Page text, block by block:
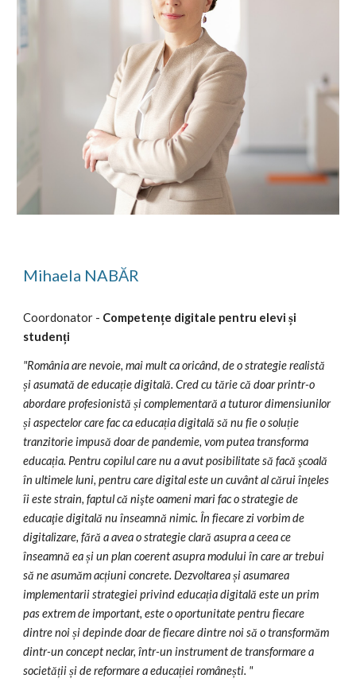
Mihaela NABĂR
Coordonator - Competențe digitale pentru elevi și
studenți
"România are nevoie, mai mult ca oricând, de o strategie realistă
și asumată de educație digitală. Cred cu tărie că doar printr-o
abordare profesionistă și complementară a tuturor dimensiunilor
și aspectelor care fac ca educația digitală să nu fie o soluție
tranzitorie impusă doar de pandemie, vom putea transforma
educația. Pentru copilul care nu a avut posibilitate să facă şcoală
în ultimele luni, pentru care digital este un cuvânt al cărui înţeles
îi este strain, faptul că nişte oameni mari fac o strategie de
educaţie digitală nu înseamnă nimic. În fiecare zi vorbim de
digitalizare, fără a avea o strategie clară asupra a ceea ce
înseamnă ea și un plan coerent asupra modului în care ar trebui
să ne asumăm acțiuni concrete. Dezvoltarea și asumarea
implementarii strategiei privind educația digitală este un prim
pas extrem de important, este o oportunitate pentru fiecare
dintre noi și depinde doar de fiecare dintre noi să o transformăm
dintr-un concept neclar, într-un instrument de transformare a
societății și de reformare a educației românești. "